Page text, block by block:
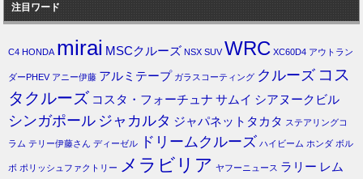
注目ワード
C4 HONDA mirai MSCクルーズ NSX SUV WRC XC60D4 アウトラン
ダーPHEV アニー伊藤 アルミテープ ガラスコーティング クルーズ コス
タクルーズ コスタ・フォーチュナ サムイ シアヌークビル
シンガポール ジャカルタ ジャパネットタカタ ステアリングコ
ラム テリー伊藤さん ディーゼル ドリームクルーズ ハイビーム ホンダ ボル
ボ ポリッシュファクトリー メラビリア ヤフーニュース ラリー レム